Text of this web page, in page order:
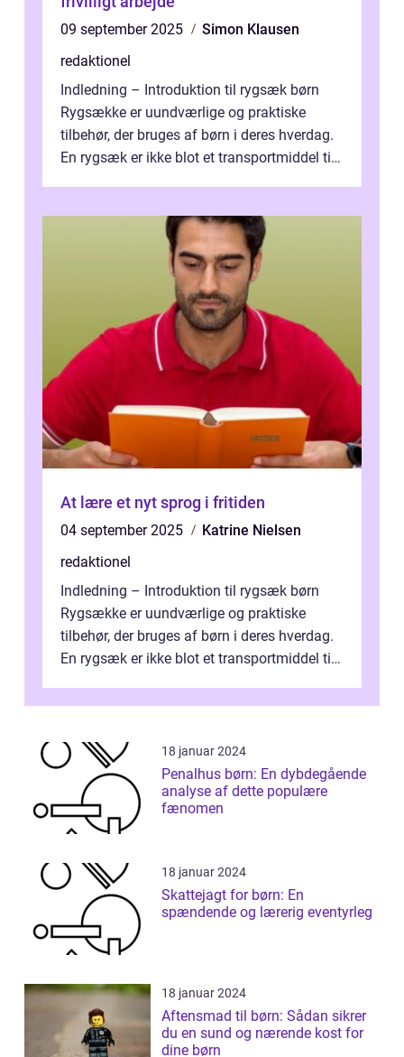
09 september 2025
Simon Klausen
redaktionel
Indledning – Introduktion til rygsæk børn
Rygsække er uundværlige og praktiske
tilbehør, der bruges af børn i deres hverdag.
En rygsæk er ikke blot et transportmiddel til
At lære et nyt sprog i fritiden
04 september 2025
Katrine Nielsen
redaktionel
Indledning – Introduktion til rygsæk børn
Rygsække er uundværlige og praktiske
tilbehør, der bruges af børn i deres hverdag.
En rygsæk er ikke blot et transportmiddel til
18 januar 2024
Penalhus børn: En dybdegående
analyse af dette populære
fænomen
18 januar 2024
Skattejagt for børn: En
spændende og lærerig eventyrleg
18 januar 2024
Aftensmad til børn: Sådan sikrer
du en sund og nærende kost for
dine børn